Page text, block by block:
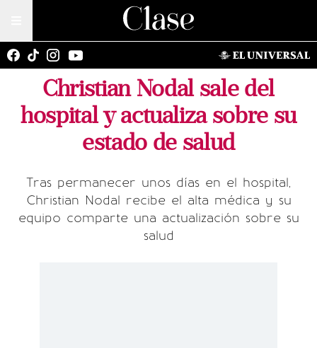
Christian Nodal sale del
hospital y actualiza sobre su
estado de salud
Tras permanecer unos días en el hospital,
Christian Nodal recibe el alta médica y su
equipo comparte una actualización sobre su
salud